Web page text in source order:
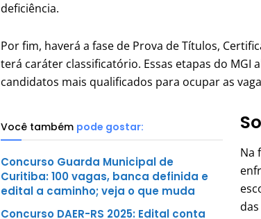
deficiência.
Por fim, haverá a fase de Prova de Títulos,
terá caráter classificatório. Essas etapas do MGI
candidatos mais qualificados para ocupar as
Você também pode gostar:
Concurso Guarda Municipal de
Curitiba: 100 vagas, banca definida e
edital a caminho; veja o que muda
Concurso DAER-RS 2025: Edital conta
Na